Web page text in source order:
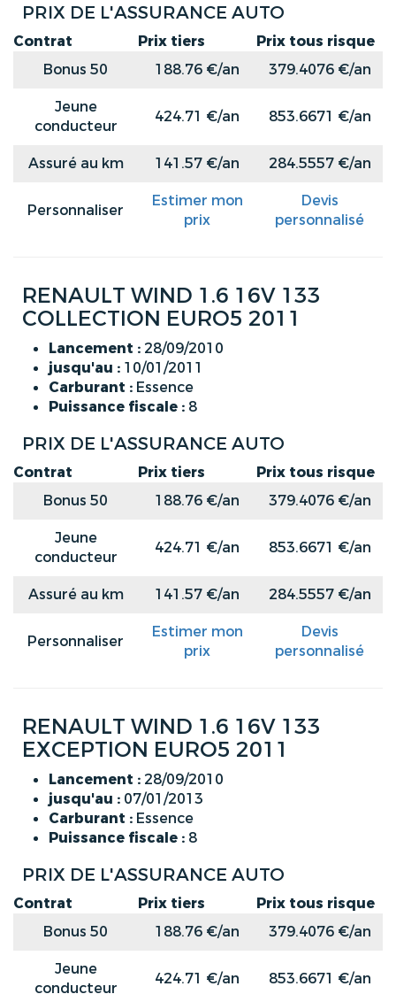
PRIX DE L'ASSURANCE AUTO
Contrat Prix tiers
Prix tous risque
Bonus 50
188.76 €/an
379.4076 €/an
Jeune
conducteur
424.71 €/an 853.6671 €/an
Assuré au km 141.57 €/an 284.5557 €/an
Personnaliser
Estimer mon
prix
Devis
personnalisé
RENAULT WIND 1.6 16V 133
COLLECTION EURO5 2011
Lancement : 28/09/2010
jusqu'au : 10/01/2011
Carburant : Essence
Puissance fiscale : 8
PRIX DE L'ASSURANCE AUTO
Contrat Prix tiers
Prix tous risque
Bonus 50
188.76 €/an
379.4076 €/an
Jeune
conducteur
424.71 €/an 853.6671 €/an
Assuré au km 141.57 €/an 284.5557 €/an
Personnaliser
Estimer mon
prix
Devis
personnalisé
RENAULT WIND 1.6 16V 133
EXCEPTION EURO5 2011
Lancement : 28/09/2010
jusqu'au : 07/01/2013
Carburant : Essence
Puissance fiscale : 8
PRIX DE L'ASSURANCE AUTO
Contrat Prix tiers
Prix tous risque
Bonus 50
188.76 €/an
379.4076 €/an
Jeune
conducteur
424.71 €/an 853.6671 €/an